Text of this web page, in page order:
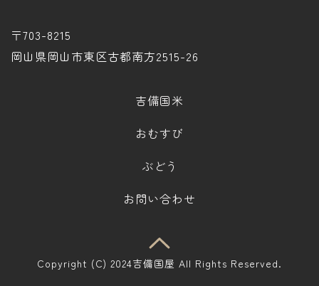
〒703-8215
岡山県岡山市東区古都南方2515-26
吉備国米
おむすび
ぶどう
お問い合わせ
Copyright (C) 2024吉備国屋 All Rights Reserved.